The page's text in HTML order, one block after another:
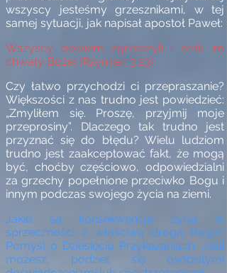
wszyscy jesteśmy grzesznikami, w tej
samej sytuacji, jak napisał apostoł Paweł:
Wszyscy bowiem zgrzeszyli i brak im
chwały Bożej (Rzymian 3:23).
Czy łatwo przychodzi ci przepraszanie?
Większości z nas trudno jest powiedzieć:
„Zmyliłem się. Proszę, przyjmij moje
przeprosiny”. Dlaczego tak trudno jest
przyznać się do błędu? Wielu ludziom
trudno jest zaakceptować fakt, że mogą
być, choćby częściowo, odpowiedzialni
za grzechy popełnione przeciwko Bogu i
innym podczas swojego życia na ziemi.
Jakie są konsekwencje życia w
sprzeczności z właściwą drogą Boga?
Pomyśl o Dziesięciu Przykazaniach. Jeśli
możesz, podziel się osobistymi